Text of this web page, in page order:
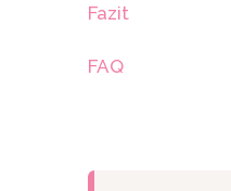
Fazit
FAQ